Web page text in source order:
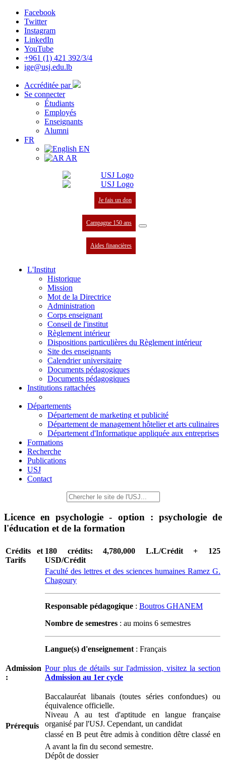
Facebook
Twitter
Instagram
LinkedIn
YouTube
+961 (1) 421 392/3/4
ige@usj.edu.lb
Accréditée par
Se connecter
Étudiants
Employés
Enseignants
Alumni
FR
EN
AR
Je fais un don
Campagne 150 ans
Aides financières
L'Institut
Historique
Mission
Mot de la Directrice
Administration
Corps enseignant
Conseil de l'institut
Règlement intérieur
Dispositions particulières du Règlement intérieur
Site des enseignants
Calendrier universitaire
Documents pédagogiques
Documents pédagogiques
Institutions rattachées
Départements
Département de marketing et publicité
Département de management hôtelier et arts culinaires
Département d'Informatique appliquée aux entreprises
Formations
Recherche
Publications
USJ
Contact
Licence en psychologie - option : psychologie de
l'éducation et de la formation
Crédits et
Tarifs
180 crédits: 4,780,000 L.L/Crédit + 125
USD/Crédit
Faculté des lettres et des sciences humaines Ramez G.
Chagoury
Responsable pédagogique : Boutros GHANEM
Nombre de semestres : au moins 6 semestres
Langue(s) d'enseignement: Français
Admission
:
Pour plus de détails sur l'admission, visitez la section
Admission au 1er cycle
Prérequis
Baccalauréat libanais (toutes séries confondues) ou
équivalence officielle.
Niveau A au test d'aptitude en langue française
organisé par l'USJ. Cependant, un candidat
classé en B peut être admis à condition dêtre classé en
A avant la fin du second semestre.
Dépôt de dossier